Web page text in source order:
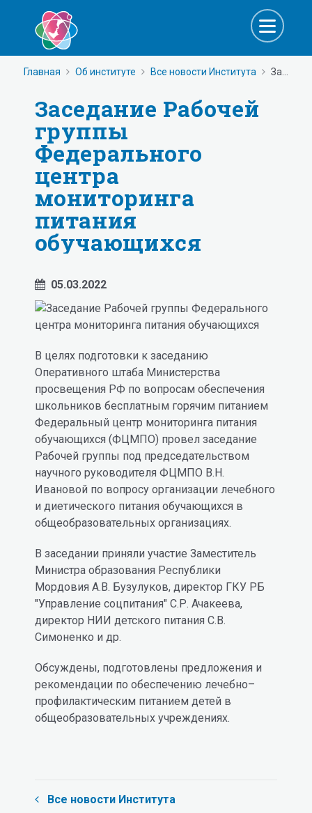
Главная Об институте Все новости Института
Заседание Рабочей
группы
Федерального
центра
мониторинга
питания
обучающихся
05.03.2022
В целях подготовки к заседанию
Оперативного штаба Министерства
просвещения РФ по вопросам обеспечения
школьников бесплатным горячим питанием
Федеральный центр мониторинга питания
обучающихся (ФЦМПО) провел заседание
Рабочей группы под председательством
научного руководителя ФЦМПО В.Н.
Ивановой по вопросу организации лечебного
и диетического питания обучающихся в
общеобразовательных организациях.
В заседании приняли участие Заместитель
Министра образования Республики
Мордовия А.В. Бузулуков, директор ГКУ РБ
"Управление соцпитания" С.Р. Ачакеева,
директор НИИ детского питания С.В.
Симоненко и др.
Обсуждены, подготовлены предложения и
рекомендации по обеспечению лечебно–
профилактическим питанием детей в
общеобразовательных учреждениях.
Все новости Института